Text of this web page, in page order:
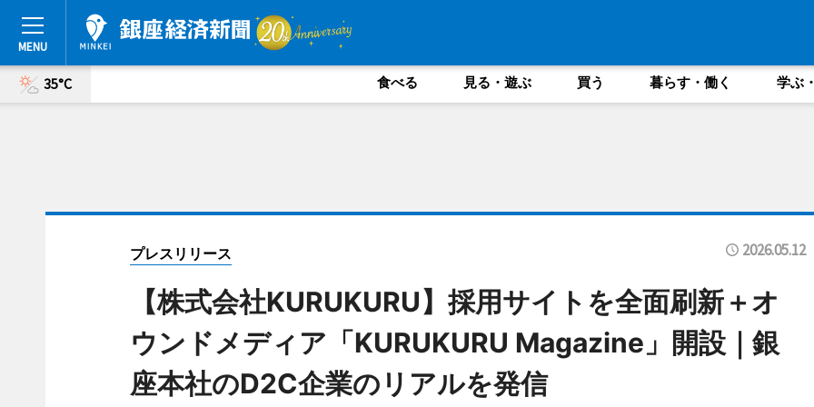
35°C 食べる 見る・遊ぶ 買う 暮らす・働く 学ぶ
プレスリリース 2026.05.12
【株式会社KURUKURU】採用サイトを全面刷新＋オ
ウンドメディア「KURUKURU Magazine」開設｜銀
座本社のD2C企業のリアルを発信